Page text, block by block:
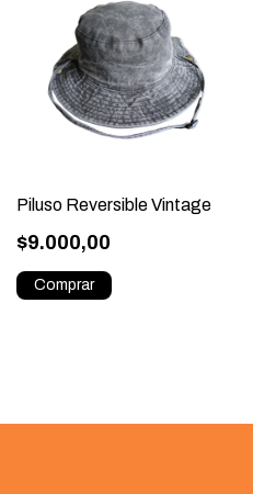
Piluso Reversible Vintage
$9.000,00